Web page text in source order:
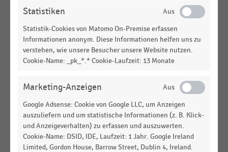
Warenumschlagshäufigkeit der
Regionalgesellschaft Edeka Südwest (2015-2025)
TEXTILIEN UND BEKLEIDUNG|STATISTIK
Leistungskennzahlen im Bekleidungsfachhandel
in Deutschland (2022)
Lagerendbestand im deutschen
Sortimentsbuchhandel nach
Umsatzgrößenklassen der Betriebe (2024)
BUCHHANDEL| STATISTIK
Lagerendbestand im deutschen
Statistiken
Statistik-Cookies von Matomo On-Premise erfassen
Informationen anonym. Diese Informationen helfen uns zu
verstehen, wie unsere Besucher unsere Website nutzen.
Cookie-Name: _pk_*.* Cookie-Laufzeit: 13 Monate
Marketing-Anzeigen
Google Adsense: Cookie von Google LLC, um Anzeigen
auszuliefern und um statistische Informationen (z. B. Klick-
und Anzeigeverhalten) zu erfassen und auszuwerten.
Cookie-Name: DSID, IDE, Laufzeit: 1 Jahr. Google Ireland
Limited, Gordon House, Barrow Street, Dublin 4, Ireland.